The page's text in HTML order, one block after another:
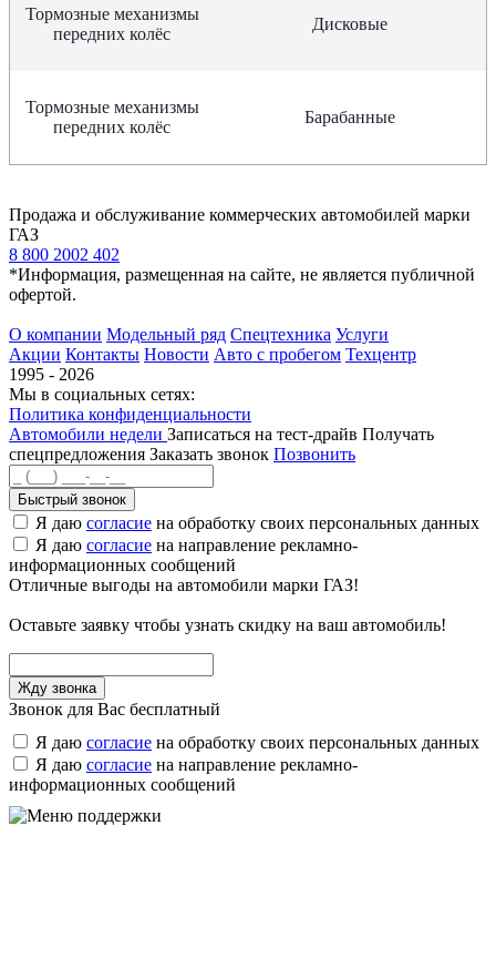
Тормозные механизмы
передних колёс
Дисковые
Тормозные механизмы
передних колёс
Барабанные
Продажа и обслуживание коммерческих автомобилей марки
ГАЗ
8 800 2002 402
*Информация, размещенная на сайте, не является публичной
офертой.
О компании Модельный ряд Спецтехника Услуги
Акции Контакты Новости Авто с пробегом Техцентр
1995 - 2026
Мы в социальных сетях:
Политика конфиденциальности
Автомобили недели Записаться на тест-драйв Получать
спецпредложения Заказать звонок Позвонить
Быстрый звонок
Я даю согласие на обработку своих персональных данных
Я даю согласие на направление рекламно-
информационных сообщений
Отличные выгоды на автомобили марки ГАЗ!
Оставьте заявку чтобы узнать скидку на ваш автомобиль!
Звонок для Вас бесплатный
Я даю согласие на обработку своих персональных данных
Я даю согласие на направление рекламно-
информационных сообщений